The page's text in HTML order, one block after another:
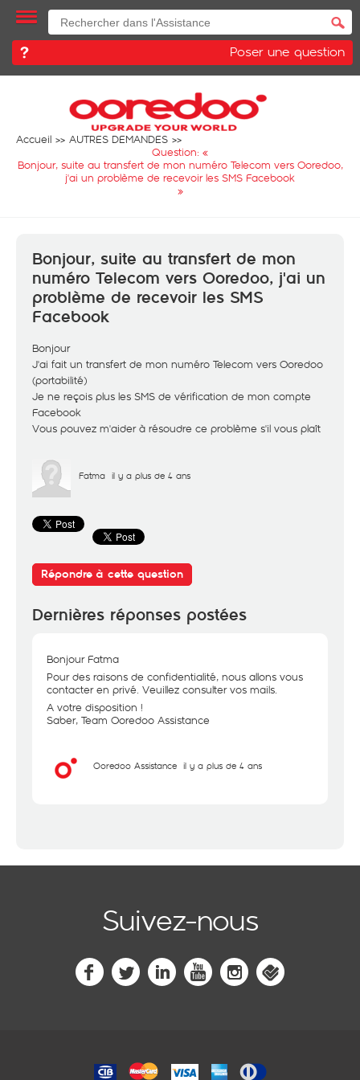
Poser une question
Accueil
AUTRES DEMANDES
Question: «
Bonjour, suite au transfert de mon numéro Telecom vers Ooredoo,
j'ai un problème de recevoir les SMS Facebook
»
Bonjour, suite au transfert de mon
numéro Telecom vers Ooredoo, j'ai un
problème de recevoir les SMS
Facebook
Bonjour
J'ai fait un transfert de mon numéro Telecom vers Ooredoo
(portabilité)
Je ne reçois plus les SMS de vérification de mon compte
Facebook
Vous pouvez m'aider à résoudre ce problème s'il vous plaît
Fatma il y a plus de 4 ans
Répondre à cette question
Dernières réponses postées
Bonjour Fatma
Pour des raisons de confidentialité, nous allons vous
contacter en privé. Veuillez consulter vos mails.
A votre disposition !
Saber, Team Ooredoo Assistance
Ooredoo Assistance il y a plus de 4 ans
Suivez-nous